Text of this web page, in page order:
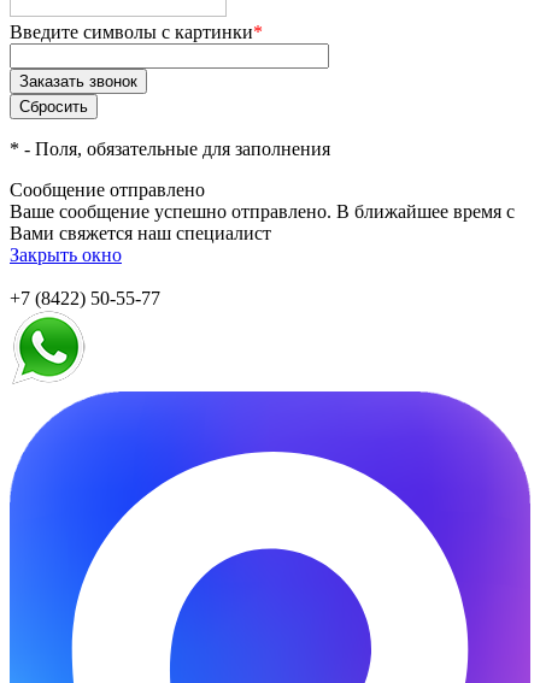
Введите символы с картинки*
* - Поля, обязательные для заполнения
Сообщение отправлено
Ваше сообщение успешно отправлено. В ближайшее время с
Вами свяжется наш специалист
Закрыть окно
+7 (8422) 50-55-77